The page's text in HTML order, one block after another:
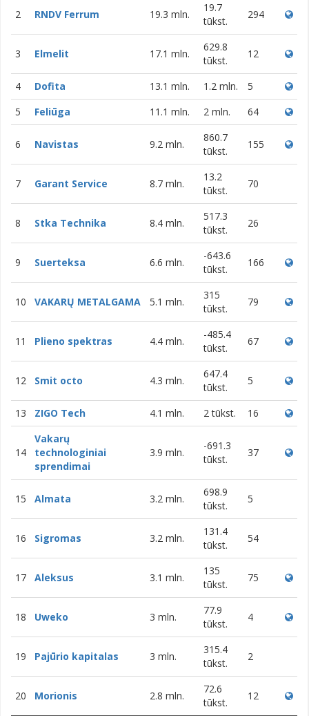
2 RNDV Ferrum 19.3 mln.
19.7
tūkst.
294
3 Elmelit 17.1 mln.
629.8
tūkst.
12
4 Dofita 13.1 mln. 1.2 mln.
5
5
Feliūga 11.1 mln. 2 mln. 64
6 Navistas 9.2 mln.
860.7
tūkst.
155
7 Garant Service 8.7 mln.
13.2
tūkst.
70
8 Stka Technika 8.4 mln.
517.3
tūkst.
26
9 Suerteksa 6.6 mln.
-643.6
tūkst.
166
10 VAKARŲ METALGAMA 5.1 mln.
315
tūkst.
79
11 Plieno spektras 4.4 mln.
-485.4
tūkst.
67
12 Smit octo 4.3 mln.
647.4
tūkst.
5
13 ZIGO Tech 4.1 mln. 2 tūkst. 16
14
Vakarų
technologiniai
sprendimai
3.9 mln.
-691.3
tūkst.
37
15 Almata 3.2 mln.
698.9
tūkst.
5
16 Sigromas 3.2 mln.
131.4
tūkst.
54
17 Aleksus 3.1 mln.
135
tūkst.
75
18 Uweko 3 mln.
77.9
tūkst.
4
19 Pajūrio kapitalas 3 mln.
315.4
tūkst.
2
20 Morionis 2.8 mln.
72.6
tūkst.
12